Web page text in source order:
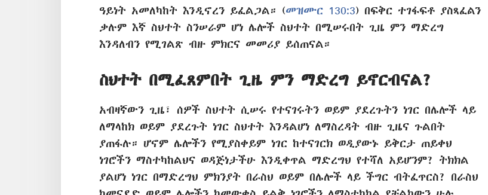
ዓይነት አመለካከት እንዲኖረን ይፈልጋል። (መዝሙር 130:3) በፍቅር ተገፋፍቶ ያስጻፈልን
ቃሉም እኛ ስህተት ስንሠራም ሆነ ሌሎች ስህተት በሚሠሩበት ጊዜ ምን ማድረግ
እንዳለብን የሚገልጽ ብዙ ምክርና መመሪያ ይሰጠናል።
ስህተት በሚፈጸምበት ጊዜ ምን ማድረግ ይኖርብናል?
አብዛኛውን ጊዜ፣ ሰዎች ስህተት ሲሠሩ የተናገሩትን ወይም ያደረጉትን ነገር በሌሎች ላይ
ለማላከክ ወይም ያደረጉት ነገር ስህተት እንዳልሆነ ለማስረዳት ብዙ ጊዜና ጉልበት
ያጠፋሉ። ሆኖም ሌሎችን የሚያስቀይም ነገር ከተናገርክ ወዲያውኑ ይቅርታ ጠይቀህ
ነገሮችን ማስተካከልህና ወዳጅነታችሁ እንዲቀጥል ማድረግህ የተሻለ አይሆንም? ትክክል
ያልሆነ ነገር በማድረግህ ምክንያት በራስህ ወይም በሌሎች ላይ ችግር ብትፈጥርስ? በራስህ